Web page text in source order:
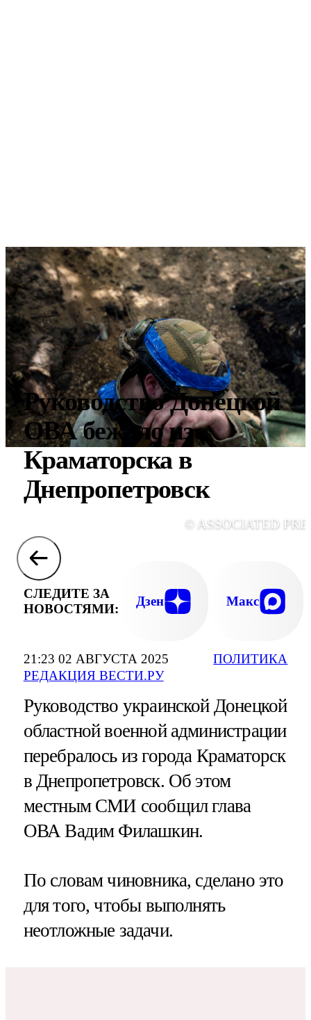
21:23 02 АВГУСТА 2025
РЕДАКЦИЯ ВЕСТИ.РУ
ПОЛИТИКА
Руководство Донецкой
ОВА бежало из
Краматорска в
Днепропетровск
© ASSOCIATED
СЛЕДИТЕ ЗА
НОВОСТЯМИ:
Дзен Макс
Руководство украинской Донецкой
областной военной администрации
перебралось из города Краматорск
в Днепропетровск. Об этом
местным СМИ сообщил глава
ОВА Вадим Филашкин.
По словам чиновника, сделано это
для того, чтобы выполнять
неотложные задачи.